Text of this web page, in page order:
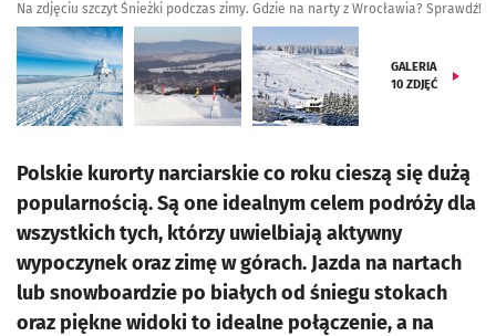
Na zdjęciu szczyt Śnieżki podczas zimy. Gdzie na narty z Wrocławia? Sprawdź!
GALERIA
10 ZDJĘĆ
Polskie kurorty narciarskie co roku cieszą się dużą
popularnością. Są one idealnym celem podróży dla
wszystkich tych, którzy uwielbiają aktywny
wypoczynek oraz zimę w górach. Jazda na nartach
lub snowboardzie po białych od śniegu stokach
oraz piękne widoki to idealne połączenie, a na